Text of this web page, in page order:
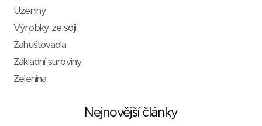
Uzeniny
Výrobky ze sóji
Zahušťovadla
Základní suroviny
Zelenina
Nejnovější články